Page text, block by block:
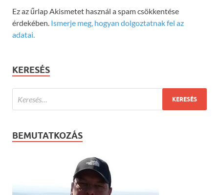
Ez az űrlap Akismetet használ a spam csökkentése
érdekében. Ismerje meg, hogyan dolgoztatnak fel az
adatai.
KERESÉS
BEMUTATKOZÁS